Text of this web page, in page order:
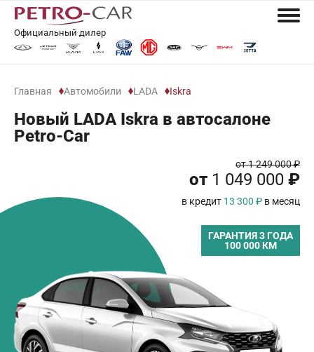
Официальный дилер
Главная Автомобили LADA Iskra
Новый LADA Iskra в автосалоне
Petro-Car
от 1 249 000 ₽
от 1 049 000 ₽
в кредит 13 300 ₽ в месяц
ГАРАНТИЯ 3 ГОДА
100 000 КМ